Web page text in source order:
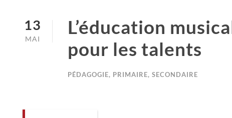
13
MAI
L’éducation
pour les talents
PÉDAGOGIE, PRIMAIRE, SECONDAIRE